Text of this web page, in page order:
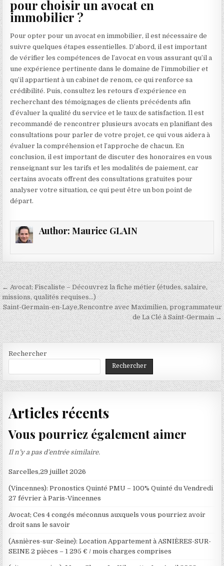
pour choisir un avocat en
immobilier ?
Pour opter pour un avocat en immobilier, il est nécessaire de
suivre quelques étapes essentielles. D’abord, il est important
de vérifier les compétences de l’avocat en vous assurant qu’il a
une expérience pertinente dans le domaine de l’immobilier et
qu’il appartient à un cabinet de renom, ce qui renforce sa
crédibilité. Puis, consultez les retours d’expérience en
recherchant des témoignages de clients précédents afin
d’évaluer la qualité du service et le taux de satisfaction. Il est
recommandé de rencontrer plusieurs avocats en planifiant des
consultations pour parler de votre projet, ce qui vous aidera à
évaluer la compréhension et l’approche de chacun. En
conclusion, il est important de discuter des honoraires en vous
renseignant sur les tarifs et les modalités de paiement, car
certains avocats offrent des consultations gratuites pour
analyser votre situation, ce qui peut être un bon point de
départ.
Author: Maurice GLAIN
Navigation
de
l’article
← Avocat; Fiscaliste – Découvrez la fiche métier (études, salaire,
missions, qualités requises…)
Saint-Germain-en-Laye,Rencontre avec Maximilien, programmateur
de La Clé à Saint-Germain →
Rechercher
Rechercher
Articles récents
Vous pourriez également aimer
Il n’y a pas d’entrée similaire.
Sarcelles,29 juillet 2026
(Vincennes): Pronostics Quinté PMU – 100% Quinté du Vendredi
27 février à Paris-Vincennes
Avocat; Ces 4 congés méconnus auxquels vous pourriez avoir
droit sans le savoir
(Asnières-sur-Seine): Location Appartement à ASNIÈRES-SUR-
SEINE 2 pièces – 1 295 € / mois charges comprises